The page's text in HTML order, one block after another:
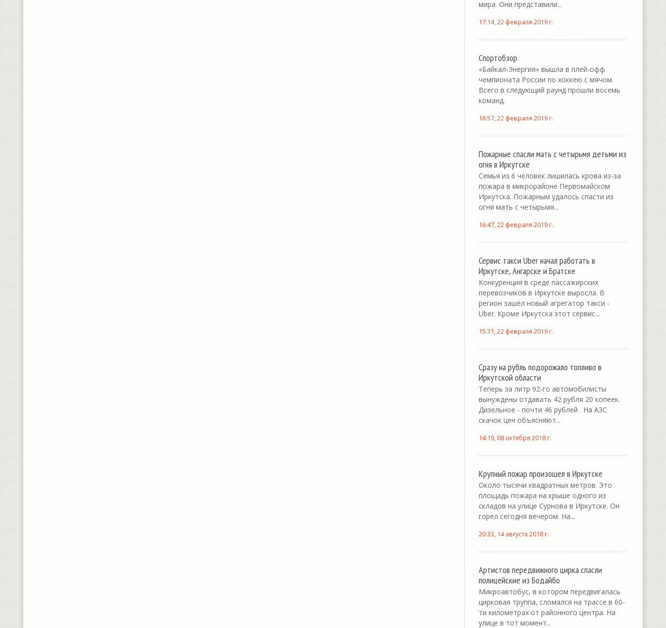
мира. Они представили...
17:14, 22 февраля 2019 г.
Спортобзор
«Байкал-Энергия» вышла в плей-офф
чемпионата России по хоккею с мячом.
Всего в следующий раунд прошли восемь
команд.
16:57, 22 февраля 2019 г.
Пожарные спасли мать с четырьмя детьми из
огня в Иркутске
Семья из 6 человек лишилась крова из-за
пожара в микрорайоне Первомайском
Иркутска. Пожарным удалось спасти из
огня мать с четырьмя...
16:47, 22 февраля 2019 г.
Сервис такси Uber начал работать в
Иркутске, Ангарске и Братске
Конкуренция в среде пассажирских
перевозчиков в Иркутске выросла. В
регион зашёл новый агрегатор такси -
Uber. Кроме Иркутска этот сервис...
15:31, 22 февраля 2019 г.
Сразу на рубль подорожало топливо в
Иркутской области
Теперь за литр 92-го автомобилисты
вынуждены отдавать 42 рубля 20 копеек.
Дизельное - почти 46 рублей . На АЗС
скачок цен объясняют...
14:19, 08 октября 2018 г.
Крупный пожар произошел в Иркутске
Около тысячи квадратных метров. Это
площадь пожара на крыше одного из
складов на улице Сурнова в Иркутске. Он
горел сегодня вечером. На...
20:33, 14 августа 2018 г.
Артистов передвижного цирка спасли
полицейские из Бодайбо
Микроавтобус, в котором передвигалась
цирковая труппа, сломался на трассе в 60-
ти километрах от районного центра. На
улице в тот момент...